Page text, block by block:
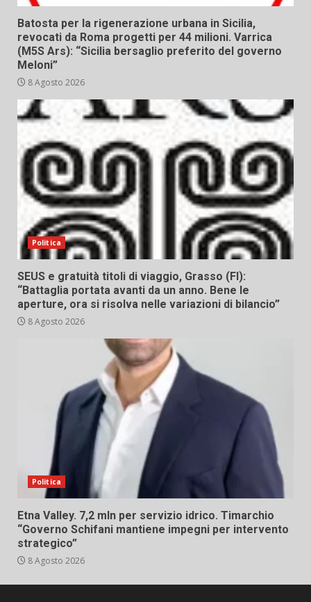
Batosta per la rigenerazione urbana in Sicilia,
revocati da Roma progetti per 44 milioni. Varrica
(M5S Ars): “Sicilia bersaglio preferito del governo
Meloni”
8 Agosto 2026
Politica
SEUS e gratuità titoli di viaggio, Grasso (FI):
“Battaglia portata avanti da un anno. Bene le
aperture, ora si risolva nelle variazioni di bilancio”
8 Agosto 2026
Politica
Etna Valley. 7,2 mln per servizio idrico. Timarchio
“Governo Schifani mantiene impegni per intervento
strategico”
8 Agosto 2026